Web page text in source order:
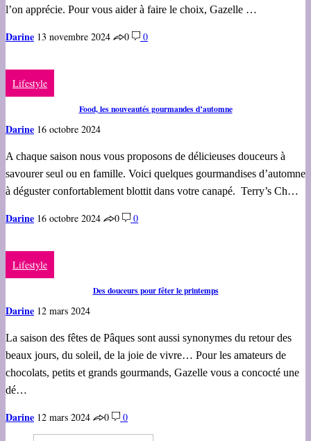
l’on apprécie. Pour vous aider à faire le choix, Gazelle …
Darine 13 novembre 2024 0 0
Lifestyle
Food, les nouveautés gourmandes d’automne
Darine 16 octobre 2024
A chaque saison nous vous proposons de délicieuses douceurs à
savourer seul ou en famille. Voici quelques gourmandises d’automne
à déguster confortablement blottit dans votre canapé. Terry’s Ch…
Darine 16 octobre 2024 0 0
Lifestyle
Des douceurs pour fêter le printemps
Darine 12 mars 2024
La saison des fêtes de Pâques sont aussi synonymes du retour des
beaux jours, du soleil, de la joie de vivre… Pour les amateurs de
chocolats, petits et grands gourmands, Gazelle vous a concocté une
dé…
Darine 12 mars 2024 0 0